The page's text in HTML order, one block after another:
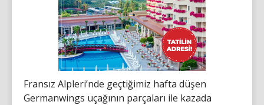
Fransız Alpleri’nde geçtiğimiz hafta düşen
Germanwings uçağının parçaları ile kazada